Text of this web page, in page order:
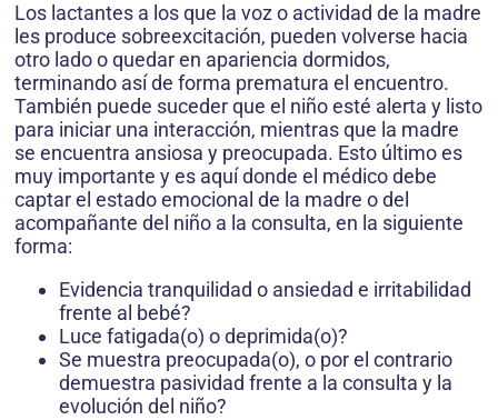
Los lactantes a los que la voz o actividad de la madre
les produce sobreexcitación, pueden volverse hacia
otro lado o quedar en apariencia dormidos,
terminando así de forma prematura el encuentro.
También puede suceder que el niño esté alerta y listo
para iniciar una interacción, mientras que la madre
se encuentra ansiosa y preocupada. Esto último es
muy importante y es aquí donde el médico debe
captar el estado emocional de la madre o del
acompañante del niño a la consulta, en la siguiente
forma:
Evidencia tranquilidad o ansiedad e irritabilidad
frente al bebé?
Luce fatigada(o) o deprimida(o)?
Se muestra preocupada(o), o por el contrario
demuestra pasividad frente a la consulta y la
evolución del niño?